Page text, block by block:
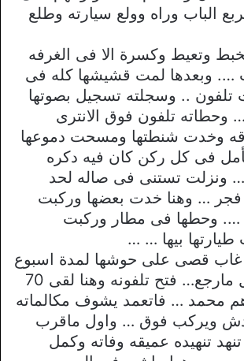
الباب وراه وولع سيارته وطلع
وتعيط وكسرة الا فى الغرفه
…. وبعدها لمت قشيشها كله فى
.. وسجلته تسجيل بصوتها
وحطاته تلفون فوق الانترى
وخدت شنطتها ومسحت دموعها
فى كل ركن كان فيه دكره
… ونزلت تستنى فى صاله لحد
ماجت ساعه 6 فجر … وهنا خدت بعضها وركبت
وحطها فى مطار وركبت
طيارتها بيها … …
غاب قصى على حوشها لمدة اسبوع
ومارجع … واول مارجع… فتح تلفونه وهنا لقى 70
محمد … فاتعمد يشوف مكالماته
ويركب فوق … واول ماقرب
تنهيده عميقه وفاته وكمل